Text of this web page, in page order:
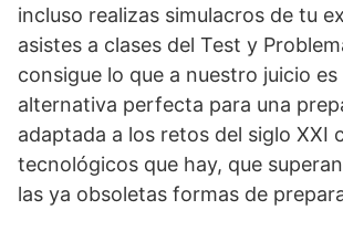
incluso realizas simulacros de tu
asistes a clases del Test y
consigue lo que a nuestro juicio es
alternativa perfecta para una
adaptada a los retos del siglo XXI
tecnológicos que hay, que
las ya obsoletas formas de